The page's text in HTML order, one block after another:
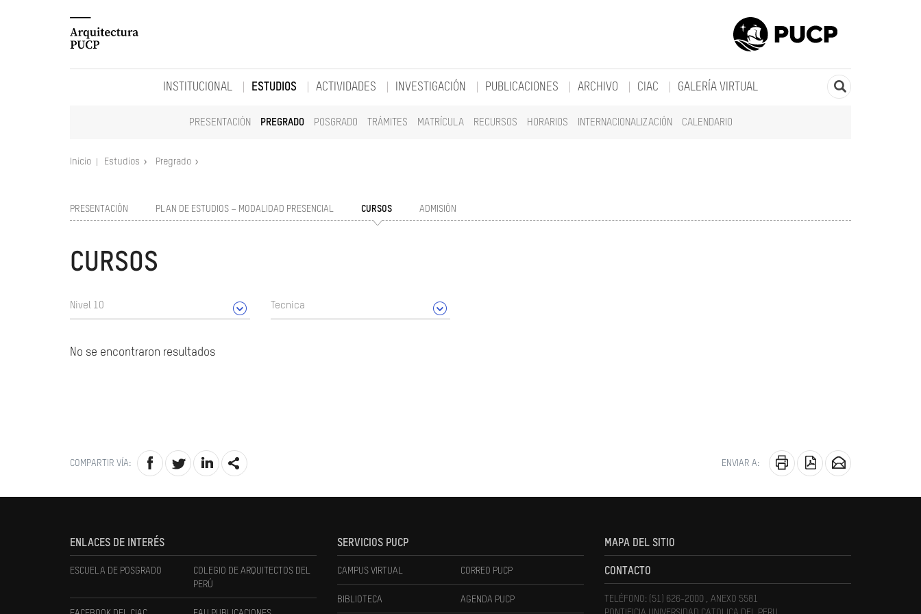
INSTITUCIONAL ESTUDIOS
PRESENTACIÓN PREGRADO POSGRADO TRÁMITES MATRÍCULA RECURSOS HORARIOS INTERNACIONALIZACIÓN CALENDARIO
ACTIVIDADES INVESTIGACIÓN PUBLICACIONES ARCHIVO CIAC GALERÍA VIRTUAL
Inicio Estudios Pregrado
PRESENTACIÓN PLAN DE ESTUDIOS – MODALIDAD PRESENCIAL CURSOS ADMISIÓN
CURSOS
Nivel 10 Tecnica
No se encontraron resultados
COMPARTIR VÍA: ENVIAR A:
ENLACES DE INTERÉS
ESCUELA DE POSGRADO
COLEGIO DE ARQUITECTOS DEL
PERÚ
SERVICIOS PUCP
CAMPUS VIRTUAL CORREO PUCP
BIBLIOTECA AGENDA PUCP
MAPA DEL SITIO
CONTACTO
TELÉFONO: (51) 626-2000 , ANEXO 5581